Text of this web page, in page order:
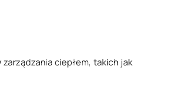
ciepłem, takich jak